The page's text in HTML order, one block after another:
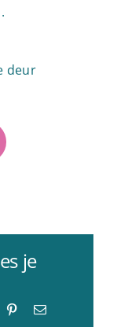
deur
je
Pinterest
E-